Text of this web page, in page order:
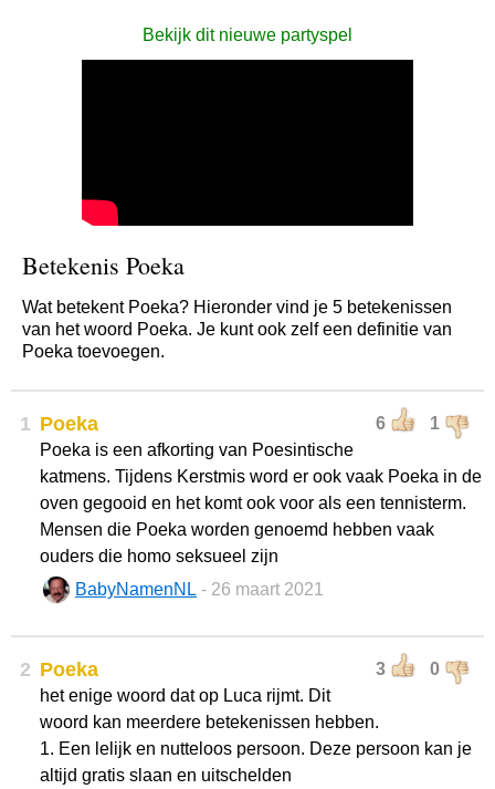
Bekijk dit nieuwe partyspel
Betekenis Poeka
Wat betekent Poeka? Hieronder vind je 5 betekenissen
van het woord Poeka. Je kunt ook zelf een definitie van
Poeka toevoegen.
1 6 1
Poeka
Poeka is een afkorting van Poesintische
katmens. Tijdens Kerstmis word er ook vaak Poeka in de
oven gegooid en het komt ook voor als een tennisterm.
Mensen die Poeka worden genoemd hebben vaak
ouders die homo seksueel zijn
BabyNamenNL - 26 maart 2021
2 3 0
Poeka
het enige woord dat op Luca rijmt. Dit
woord kan meerdere betekenissen hebben.
1. Een lelijk en nutteloos persoon. Deze persoon kan je
altijd gratis slaan en uitschelden